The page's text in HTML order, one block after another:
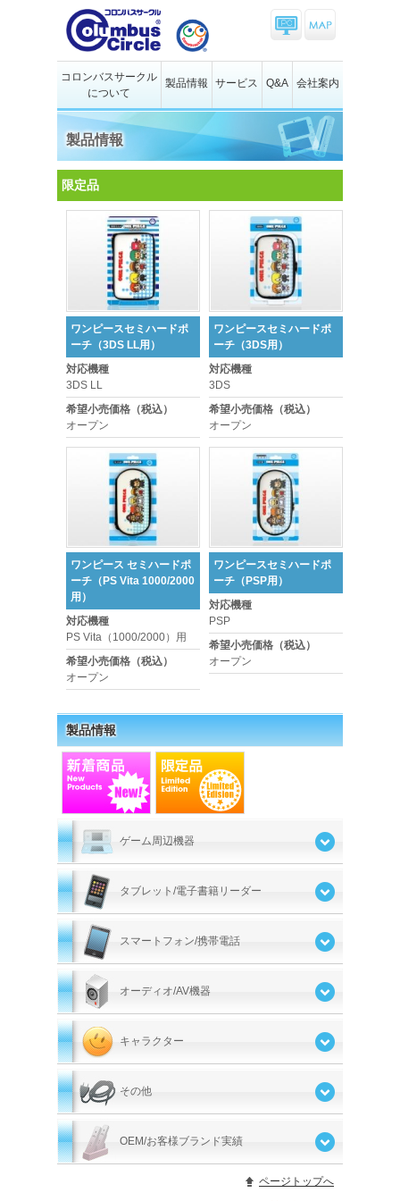
コロンバスサークル
について
製品情報 サービス Q&A 会社案内
製品情報
限定品
ワンピースセミハードポ
ーチ（3DS LL用）
対応機種
3DS LL
希望小売価格（税込）
オープン
ワンピースセミハードポ
ーチ（3DS用）
対応機種
3DS
希望小売価格（税込）
オープン
ワンピース セミハードポ
ーチ（PS Vita 1000/2000
用）
対応機種
PS Vita（1000/2000）用
希望小売価格（税込）
オープン
ワンピースセミハードポ
ーチ（PSP用）
対応機種
PSP
希望小売価格（税込）
オープン
製品情報
ゲーム周辺機器
タブレット/電子書籍リーダー
スマートフォン/携帯電話
オーディオ/AV機器
キャラクター
その他
OEM/お客様ブランド実績
ページトップへ